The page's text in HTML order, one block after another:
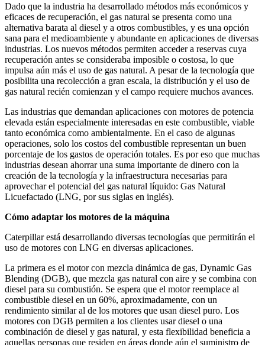
Dado que la industria ha desarrollado métodos más económicos y
eficaces de recuperación, el gas natural se presenta como una
alternativa barata al diesel y a otros combustibles, y es una opción
sana para el medioambiente y abundante en aplicaciones de diversas
industrias. Los nuevos métodos permiten acceder a reservas cuya
recuperación antes se consideraba imposible o costosa, lo que
impulsa aún más el uso de gas natural. A pesar de la tecnología que
posibilita una recolección a gran escala, la distribución y el uso de
gas natural recién comienzan y el campo requiere muchos avances.
Las industrias que demandan aplicaciones con motores de potencia
elevada están especialmente interesadas en este combustible, viable
tanto económica como ambientalmente. En el caso de algunas
operaciones, solo los costos del combustible representan un buen
porcentaje de los gastos de operación totales. Es por eso que muchas
industrias desean ahorrar una suma importante de dinero con la
creación de la tecnología y la infraestructura necesarias para
aprovechar el potencial del gas natural líquido: Gas Natural
Licuefactado (LNG, por sus siglas en inglés).
Cómo adaptar los motores de la máquina
Caterpillar está desarrollando diversas tecnologías que permitirán el
uso de motores con LNG en diversas aplicaciones.
La primera es el motor con mezcla dinámica de gas, Dynamic Gas
Blending (DGB), que mezcla gas natural con aire y se combina con
diesel para su combustión. Se espera que el motor reemplace al
combustible diesel en un 60%, aproximadamente, con un
rendimiento similar al de los motores que usan diesel puro. Los
motores con DGB permiten a los clientes usar diesel o una
combinación de diesel y gas natural, y esta flexibilidad beneficia a
aquellas personas que residen en áreas donde aún el suministro de